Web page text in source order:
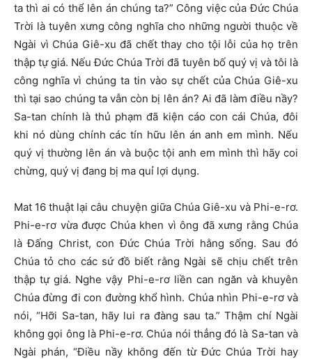
ta thì ai có thể lên án chúng ta?” Công việc của Đức Chúa
Trời là tuyên xưng công nghĩa cho những người thuộc về
Ngài vì Chúa Giê-xu đã chết thay cho tội lỗi của họ trên
thập tự giá. Nếu Đức Chúa Trời đã tuyên bố quý vị và tôi là
công nghĩa vì chúng ta tin vào sự chết của Chúa Giê-xu
thì tại sao chúng ta vẫn còn bị lên án? Ai đã làm điều nầy?
Sa-tan chính là thủ phạm đã kiện cáo con cái Chúa, đôi
khi nó dùng chính các tín hữu lên án anh em mình. Nếu
quý vị thường lên án và buộc tội anh em mình thì hãy coi
chừng, quý vị đang bị ma quỉ lợi dụng.
Mat 16 thuật lại câu chuyện giữa Chúa Giê-xu và Phi-e-rơ.
Phi-e-rơ vừa được Chúa khen vì ông đã xưng rằng Chúa
là Đấng Christ, con Đức Chúa Trời hằng sống. Sau đó
Chúa tỏ cho các sứ đồ biết rằng Ngài sẽ chịu chết trên
thập tự giá. Nghe vậy Phi-e-rơ liền can ngăn và khuyên
Chúa đừng đi con đường khổ hình. Chúa nhìn Phi-e-rơ và
nói, “Hỡi Sa-tan, hãy lui ra đàng sau ta.” Thậm chí Ngài
không gọi ông là Phi-e-rơ. Chúa nói thẳng đó là Sa-tan và
Ngài phán, “Điều nầy không đến từ Đức Chúa Trời hay